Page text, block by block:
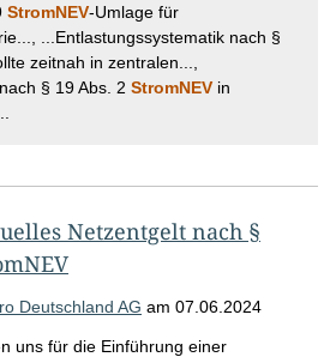
StromNEV-Umlage für
...Entlastungssystematik nach §
zeitnah in zentralen...,
§ 19 Abs. 2 StromNEV in
Netzentgelt nach §
Deutschland AG am 07.06.2024
uns für die Einführung einer